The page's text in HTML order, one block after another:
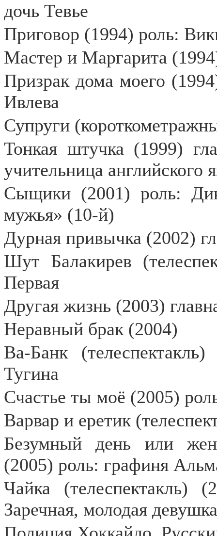
дочь Тевье
Приговор (1994) роль:
Мастер и Маргарита
Призрак дома моего
Ивлева
Супруги
Тонкая штучка (1999)
учительница английского
Сыщики (2001) роль:
мужья» (10-й)
Дурная привычка (2002)
Шут Балакирев
Первая
Другая жизнь (2003)
Неравный брак (2004)
Ва-Банк
Тугина
Счастье ты моё (2005)
Варвар и еретик
Безумный день или
(2005) роль: графиня
Чайка (телеспектакль)
Заречная, молодая